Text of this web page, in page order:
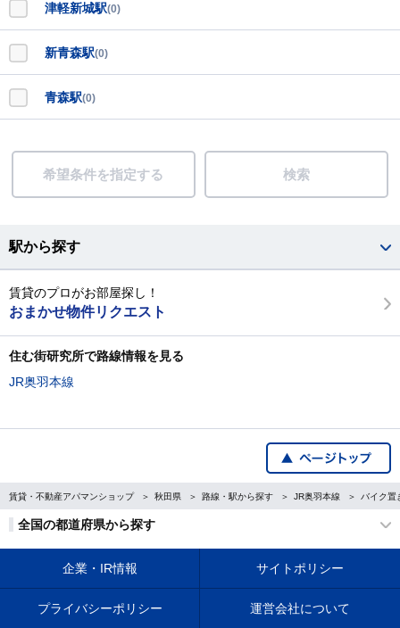
津軽新城駅(0)
新青森駅(0)
青森駅(0)
希望条件を指定する 検索
駅から探す
賃貸のプロがお部屋探し！
おまかせ物件リクエスト
住む街研究所で路線情報を見る
JR奥羽本線
賃貸・不動産アパマンショップ 秋田県 路線・駅から探す JR奥羽本線 バイク置
全国の都道府県から探す
企業・IR情報 サイトポリシー
プライバシーポリシー 運営会社について